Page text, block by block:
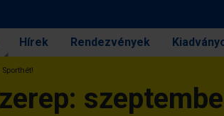
Hírek Rendezvények